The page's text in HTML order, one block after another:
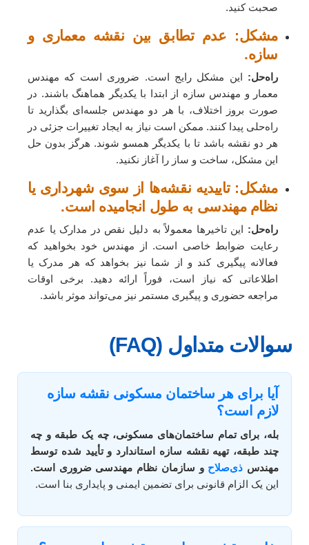
صحبت کنید.
مشکل: عدم تطابق بین نقشه معماری و
سازه.
راه‌حل: این مشکل رایج است. ضروری است که مهندس
معمار و مهندس سازه از ابتدا با یکدیگر هماهنگ باشند. در
صورت بروز اختلاف، با هر دو مهندس جلسه‌ای بگذارید تا
راه‌حلی پیدا کنند. ممکن است نیاز به ایجاد تغییرات جزئی در
هر دو نقشه باشد تا با یکدیگر همسو شوند. هرگز بدون حل
این مشکل، ساخت و ساز را آغاز نکنید.
مشکل: تاییدیه نقشه‌ها از سوی شهرداری یا
نظام مهندسی به طول انجامیده است.
راه‌حل: این تاخیرها معمولاً به دلیل نقص در مدارک یا عدم
رعایت ضوابط خاصی است. از مهندس خود بخواهید که
فعالانه پیگیری کند و از شما نیز بخواهد که هر مدرک یا
اطلاعاتی که نیاز است، فوراً ارائه دهید. برخی اوقات
مراجعه حضوری و پیگیری مستمر نیز می‌تواند موثر باشد.
سوالات متداول (FAQ)
آیا برای هر ساختمان مسکونی نقشه سازه
لازم است؟
بله، برای تمام ساختمان‌های مسکونی، چه یک طبقه و چه
چند طبقه، تهیه نقشه سازه استاندارد و تأیید شده توسط
مهندس ذی‌صلاح و سازمان نظام مهندسی ضروری است.
این یک الزام قانونی برای تضمین ایمنی و پایداری بنا است.